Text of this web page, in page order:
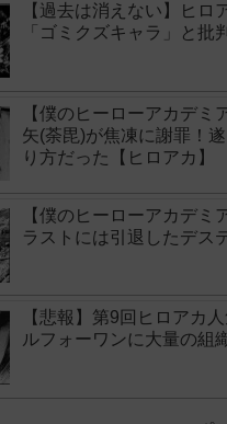
【過去は消えない】ヒ
「ゴミクズキャラ」と
【僕のヒーローアカデ
矢(荼毘)が焦凍に謝罪！
り方だった【ヒロアカ】
【僕のヒーローアカデ
ラストには引退したデス
【悲報】第9回ヒロアカ
ルフォーワンに大量の組